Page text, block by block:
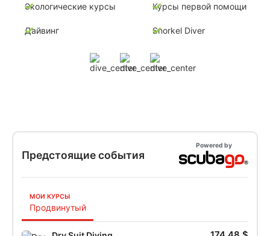
Экологические курсы Курсы первой помощи
Дайвинг Snorkel Diver
Предстоящие события
Powered by
МОИ КУРСЫ
Продвинутый